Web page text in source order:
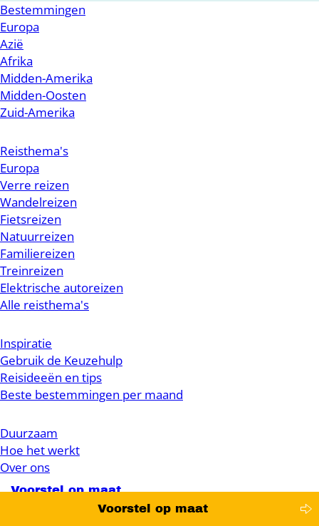
Voorstel op maat
Bestemmingen
Europa
Azië
Afrika
Midden-Amerika
Midden-Oosten
Zuid-Amerika
Reisthema's
Europa
Verre reizen
Wandelreizen
Fietsreizen
Natuurreizen
Familiereizen
Treinreizen
Elektrische autoreizen
Alle reisthema's
Inspiratie
Gebruik de Keuzehulp
Reisideeën en tips
Beste bestemmingen per maand
Duurzaam
Hoe het werkt
Over ons
Voorstel op maat